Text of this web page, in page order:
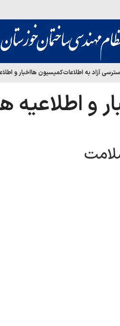
آزاد به اطلاعاتکمیسیون هااخبار و
و اطلاعیه